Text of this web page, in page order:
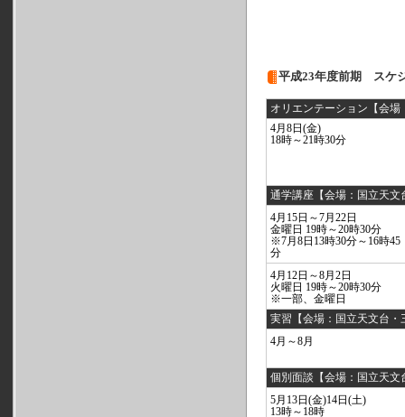
平成23年度前期 スケ
オリエンテーション【会場
4月8日(金)
18時～21時30分
通学講座【会場：国立天文
4月15日～7月22日
金曜日 19時～20時30分
※7月8日13時30分～16時45
分
4月12日～8月2日
火曜日 19時～20時30分
※一部、金曜日
実習【会場：国立天文台・
4月～8月
個別面談【会場：国立天文
5月13日(金)14日(土)
13時～18時